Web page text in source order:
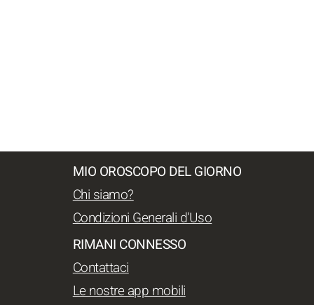
MIO OROSCOPO DEL GIORNO
Chi siamo?
Condizioni Generali d'Uso
RIMANI CONNESSO
Contattaci
Le nostre app mobili